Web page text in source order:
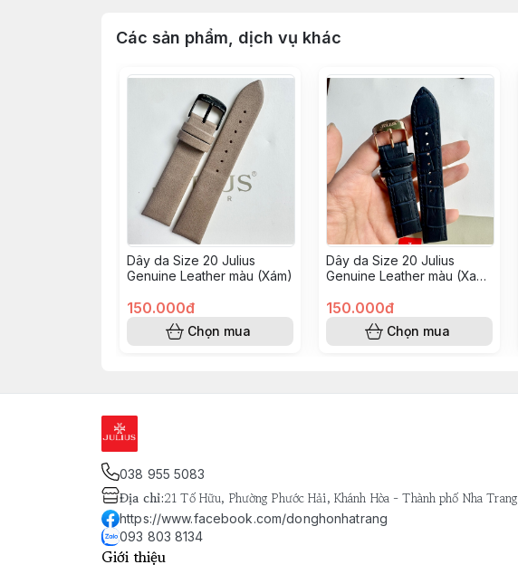
Các sản phẩm, dịch vụ khác
Dây da Size 20 Julius
Genuine Leather màu (Xám)
150.000đ
Chọn mua
Dây da Size 20 Julius
Genuine Leather màu (Xanh
150.000đ
Chọn mua
038 955 5083
Địa chỉ:21 Tố Hữu, Phường Phước Hải, Khánh Hòa - Thành phố Nha Trang
https://www.facebook.com/donghonhatrang
093 803 8134
Giới thiệu